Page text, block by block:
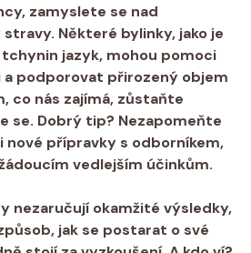
zamyslete se nad
stravy. Některé bylinky, jako je
jazyk, mohou pomoci
podporovat přirozený objem
co nás zajímá, zůstaňte
se. Dobrý tip? Nezapomeňte
nové přípravky s odborníkem,
vedlejším účinkům.
nezaručují okamžité výsledky,
jak se postarat o své